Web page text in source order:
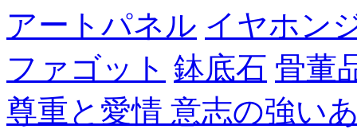
アートパネル イヤホン
ファゴット 鉢底石 骨董
尊重と愛情 意志の強い